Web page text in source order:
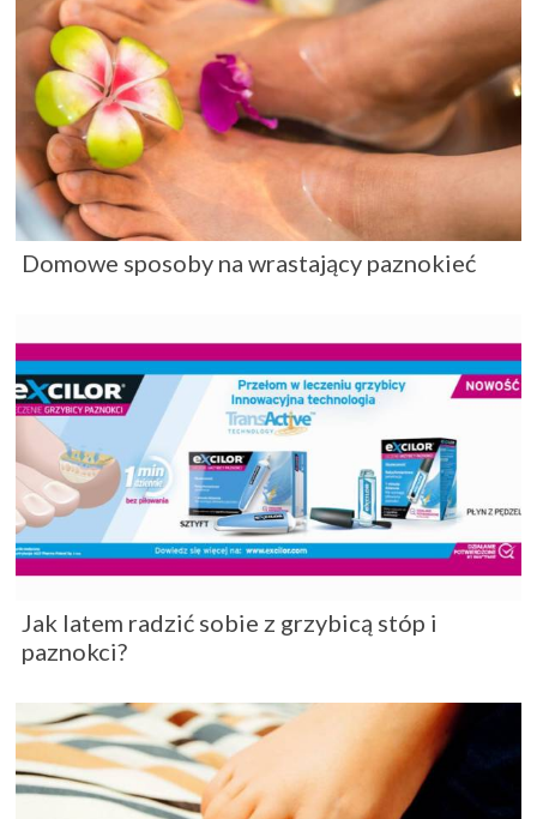
Domowe sposoby na wrastający paznokieć
Jak latem radzić sobie z grzybicą stóp i
paznokci?